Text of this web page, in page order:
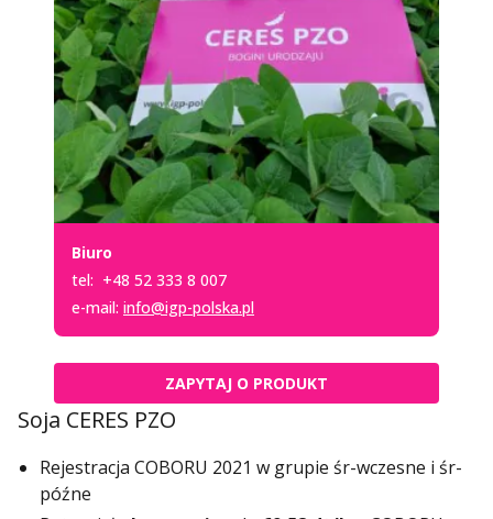
Soja CERES PZO
Rejestracja COBORU 2021 w grupie śr-wczesne i śr-
późne
Biuro
tel: +48 52 333 8 007
e-mail: info@igp-polska.pl
ZAPYTAJ O PRODUKT